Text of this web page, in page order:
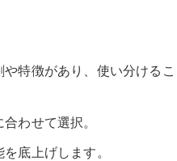
特徴があり、使い分ける
わせて選択。
底上げします。